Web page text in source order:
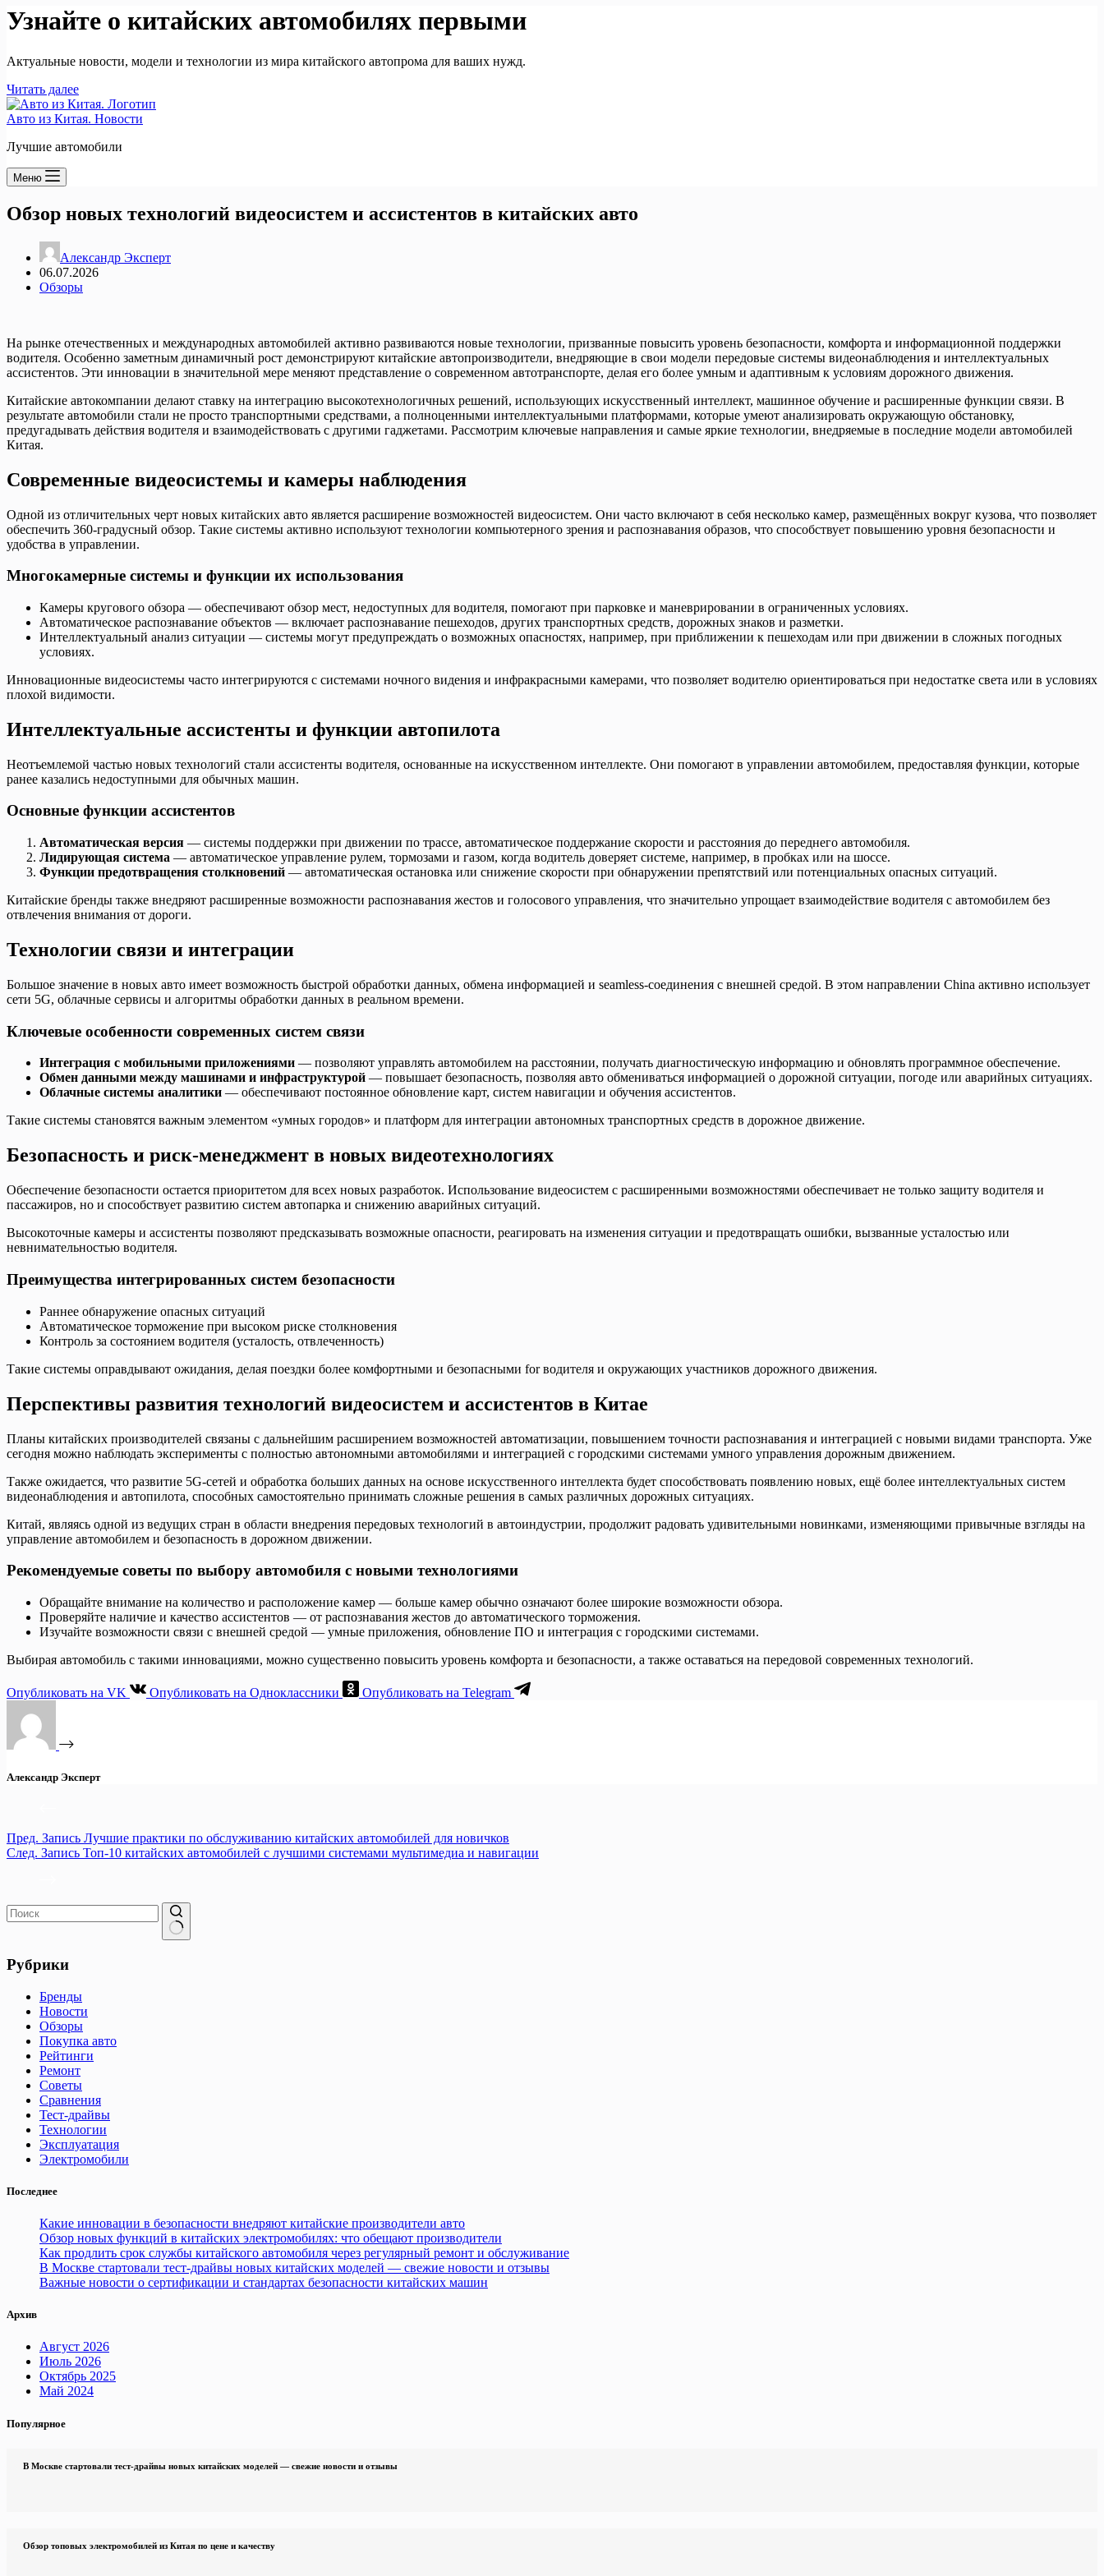
Узнайте о китайских автомобилях первыми
Актуальные новости, модели и технологии из мира китайского автопрома для ваших нужд.
Читать далее
Авто из Китая. Новости
Лучшие автомобили
Меню
Обзор новых технологий видеосистем и ассистентов в китайских авто
Александр Эксперт
06.07.2026
Обзоры
На рынке отечественных и международных автомобилей активно развиваются новые технологии, призванные повысить уровень безопасности, комфорта и информационной поддержки
водителя. Особенно заметным динамичный рост демонстрируют китайские автопроизводители, внедряющие в свои модели передовые системы видеонаблюдения и интеллектуальных
ассистентов. Эти инновации в значительной мере меняют представление о современном автотранспорте, делая его более умным и адаптивным к условиям дорожного движения.
Китайские автокомпании делают ставку на интеграцию высокотехнологичных решений, использующих искусственный интеллект, машинное обучение и расширенные функции связи. В
результате автомобили стали не просто транспортными средствами, а полноценными интеллектуальными платформами, которые умеют анализировать окружающую обстановку,
предугадывать действия водителя и взаимодействовать с другими гаджетами. Рассмотрим ключевые направления и самые яркие технологии, внедряемые в последние модели автомобилей
Китая.
Современные видеосистемы и камеры наблюдения
Одной из отличительных черт новых китайских авто является расширение возможностей видеосистем. Они часто включают в себя несколько камер, размещённых вокруг кузова, что позволяет
обеспечить 360-градусный обзор. Такие системы активно используют технологии компьютерного зрения и распознавания образов, что способствует повышению уровня безопасности и
удобства в управлении.
Многокамерные системы и функции их использования
Камеры кругового обзора — обеспечивают обзор мест, недоступных для водителя, помогают при парковке и маневрировании в ограниченных условиях.
Автоматическое распознавание объектов — включает распознавание пешеходов, других транспортных средств, дорожных знаков и разметки.
Интеллектуальный анализ ситуации — системы могут предупреждать о возможных опасностях, например, при приближении к пешеходам или при движении в сложных погодных
условиях.
Инновационные видеосистемы часто интегрируются с системами ночного видения и инфракрасными камерами, что позволяет водителю ориентироваться при недостатке света или в условиях
плохой видимости.
Интеллектуальные ассистенты и функции автопилота
Неотъемлемой частью новых технологий стали ассистенты водителя, основанные на искусственном интеллекте. Они помогают в управлении автомобилем, предоставляя функции, которые
ранее казались недоступными для обычных машин.
Основные функции ассистентов
Автоматическая версия — системы поддержки при движении по трассе, автоматическое поддержание скорости и расстояния до переднего автомобиля.
Лидирующая система — автоматическое управление рулем, тормозами и газом, когда водитель доверяет системе, например, в пробках или на шоссе.
Функции предотвращения столкновений — автоматическая остановка или снижение скорости при обнаружении препятствий или потенциальных опасных ситуаций.
Китайские бренды также внедряют расширенные возможности распознавания жестов и голосового управления, что значительно упрощает взаимодействие водителя с автомобилем без
отвлечения внимания от дороги.
Технологии связи и интеграции
Большое значение в новых авто имеет возможность быстрой обработки данных, обмена информацией и seamless-соединения с внешней средой. В этом направлении China активно использует
сети 5G, облачные сервисы и алгоритмы обработки данных в реальном времени.
Ключевые особенности современных систем связи
Интеграция с мобильными приложениями — позволяют управлять автомобилем на расстоянии, получать диагностическую информацию и обновлять программное обеспечение.
Обмен данными между машинами и инфраструктурой — повышает безопасность, позволяя авто обмениваться информацией о дорожной ситуации, погоде или аварийных ситуациях.
Облачные системы аналитики — обеспечивают постоянное обновление карт, систем навигации и обучения ассистентов.
Такие системы становятся важным элементом «умных городов» и платформ для интеграции автономных транспортных средств в дорожное движение.
Безопасность и риск-менеджмент в новых видеотехнологиях
Обеспечение безопасности остается приоритетом для всех новых разработок. Использование видеосистем с расширенными возможностями обеспечивает не только защиту водителя и
пассажиров, но и способствует развитию систем автопарка и снижению аварийных ситуаций.
Высокоточные камеры и ассистенты позволяют предсказывать возможные опасности, реагировать на изменения ситуации и предотвращать ошибки, вызванные усталостью или
невнимательностью водителя.
Преимущества интегрированных систем безопасности
Раннее обнаружение опасных ситуаций
Автоматическое торможение при высоком риске столкновения
Контроль за состоянием водителя (усталость, отвлеченность)
Такие системы оправдывают ожидания, делая поездки более комфортными и безопасными for водителя и окружающих участников дорожного движения.
Перспективы развития технологий видеосистем и ассистентов в Китае
Планы китайских производителей связаны с дальнейшим расширением возможностей автоматизации, повышением точности распознавания и интеграцией с новыми видами транспорта. Уже
сегодня можно наблюдать эксперименты с полностью автономными автомобилями и интеграцией с городскими системами умного управления дорожным движением.
Также ожидается, что развитие 5G-сетей и обработка больших данных на основе искусственного интеллекта будет способствовать появлению новых, ещё более интеллектуальных систем
видеонаблюдения и автопилота, способных самостоятельно принимать сложные решения в самых различных дорожных ситуациях.
Китай, являясь одной из ведущих стран в области внедрения передовых технологий в автоиндустрии, продолжит радовать удивительными новинками, изменяющими привычные взгляды на
управление автомобилем и безопасность в дорожном движении.
Рекомендуемые советы по выбору автомобиля с новыми технологиями
Обращайте внимание на количество и расположение камер — больше камер обычно означают более широкие возможности обзора.
Проверяйте наличие и качество ассистентов — от распознавания жестов до автоматического торможения.
Изучайте возможности связи с внешней средой — умные приложения, обновление ПО и интеграция с городскими системами.
Выбирая автомобиль с такими инновациями, можно существенно повысить уровень комфорта и безопасности, а также оставаться на передовой современных технологий.
Опубликовать на VK Опубликовать на Одноклассники Опубликовать на Telegram
Александр Эксперт
Пред. Запись Лучшие практики по обслуживанию китайских автомобилей для новичков
След. Запись Топ-10 китайских автомобилей с лучшими системами мультимедиа и навигации
не
найдено
Рубрики
Бренды
Новости
Обзоры
Покупка авто
Рейтинги
Ремонт
Советы
Сравнения
Тест-драйвы
Технологии
Эксплуатация
Электромобили
Последнее
Какие инновации в безопасности внедряют китайские производители авто
Обзор новых функций в китайских электромобилях: что обещают производители
Как продлить срок службы китайского автомобиля через регулярный ремонт и обслуживание
В Москве стартовали тест-драйвы новых китайских моделей — свежие новости и отзывы
Важные новости о сертификации и стандартах безопасности китайских машин
Архив
Август 2026
Июль 2026
Октябрь 2025
Май 2024
Популярное
В Москве стартовали тест-драйвы новых китайских моделей — свежие новости и отзывы
Обзор топовых электромобилей из Китая по цене и качеству